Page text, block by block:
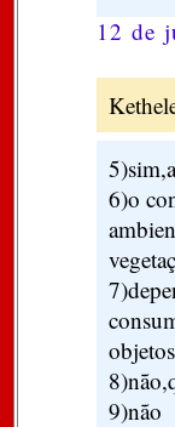
12 de
6)o
9)não